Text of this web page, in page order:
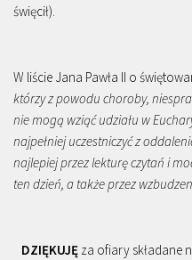
święcił).
W liście Jana Pawła II o
którzy z powodu choroby,
nie mogą wziąć udziału w
najpełniej uczestniczyć z
najlepiej przez lekturę czytań i
ten dzień, a także przez
DZIĘKUJĘ za ofiary składane